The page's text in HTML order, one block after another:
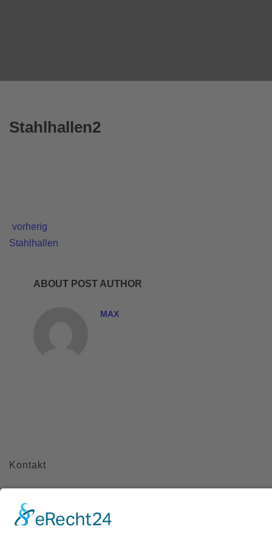
Stahlhallen2
vorherig
Stahlhallen
ABOUT POST AUTHOR
MAX
Kontakt
Am Kreuzweg Nord 6